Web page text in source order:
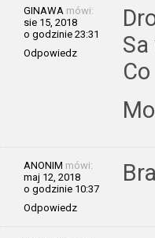
GINAWA mówi:
sie 15, 2018
o godzinie 23:31
Odpowiedz
ANONIM mówi:
maj 12, 2018
o godzinie 10:37
Odpowiedz